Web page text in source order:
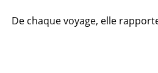
De chaque voyage, elle